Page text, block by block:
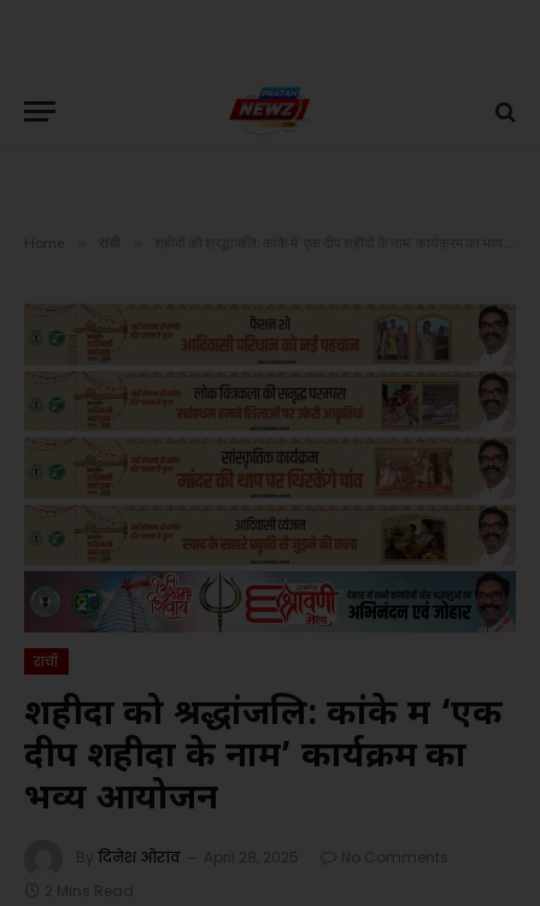
Home
रांची
शहीदों को श्रद्धांजलि: कांके में ‘एक
दीप शहीदों के नाम’ कार्यक्रम का
भव्य आयोजन
By दिनेश ओरांव April 28, 2025
No Comments
2 Mins Read